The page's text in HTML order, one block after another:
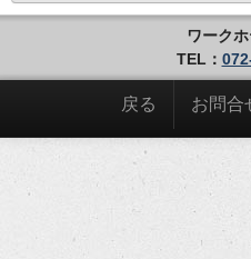
ワーク
TEL：
戻る お問合